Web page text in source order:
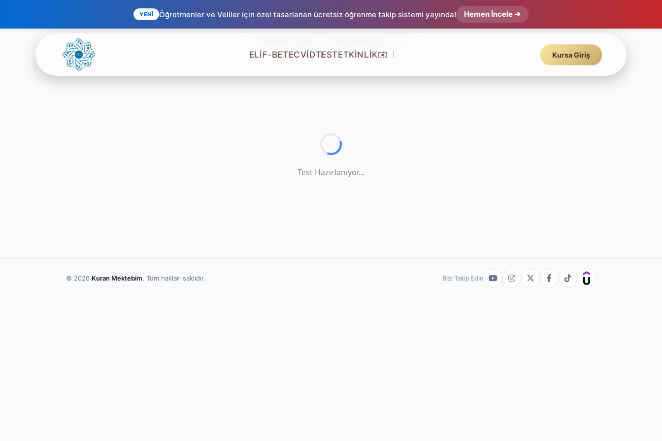
YENİ Öğretmenler ve Veliler için özel tasarlanan ücretsiz öğrenme takip sistemi yayında! Hemen İncele ➔
ELİF-BETECVİDTESTETKİNLİK✉️ Kursa Giriş
Test Hazırlanıyor...
© 2026 Kuran Mektebim. Tüm hakları saklıdır. Bizi Takip Edin